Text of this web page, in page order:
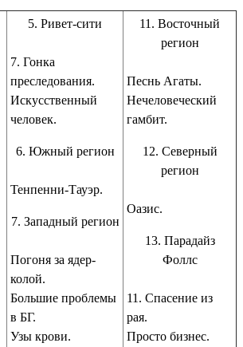
5. Ривет-сити
7. Гонка
преследования.
Искусственный
человек.
6. Южный регион
Тенпенни-Тауэр.
7. Западный регион
Погоня за ядер-
колой.
Большие проблемы
в БГ.
Узы крови.
11. Восточный
регион
Песнь Агаты.
Нечеловеческий
гамбит.
12. Северный
регион
Оазис.
13. Парадайз
Фоллс
11. Спасение из
рая.
Просто бизнес.